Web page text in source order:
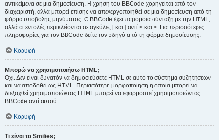
αντικείμενα σε μια δημοσίευση. Η χρήση του BBCode χορηγείται από τον
διαχειριστή, αλλά μπορεί επίσης να απενεργοποιηθεί σε μια δημοσίευση από τη
φόρμα υποβολής μηνύματος. Ο BBCode έχει παρόμοια σύνταξη με την HTML,
αλλά οι εντολές περικλείονται σε αγκύλες [ και ] αντί < και >. Για περισσότερες
πληροφορίες για τον BBCode δείτε τον οδηγό από τη φόρμα δημοσίευσης.
Κορυφή
Μπορώ να χρησιμοποιήσω HTML;
Όχι. Δεν είναι δυνατόν να δημοσιεύσετε HTML σε αυτό το σύστημα συζητήσεων
και να αποδοθεί ως HTML. Περισσότερη μορφοποίηση η οποία μπορεί να
διεξαχθεί χρησιμοποιώντας HTML μπορεί να εφαρμοστεί χρησιμοποιώντας
BBCode αντί αυτού.
Κορυφή
Τι είναι τα Smilies;